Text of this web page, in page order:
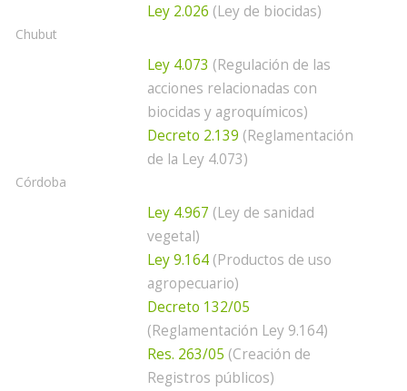
Ley 2.026 (Ley de biocidas)
Chubut
Ley 4.073 (Regulación de las
acciones relacionadas con
biocidas y agroquímicos)
Decreto 2.139 (Reglamentación
de la Ley 4.073)
Córdoba
Ley 4.967 (Ley de sanidad
vegetal)
Ley 9.164 (Productos de uso
agropecuario)
Decreto 132/05
(Reglamentación Ley 9.164)
Res. 263/05 (Creación de
Registros públicos)